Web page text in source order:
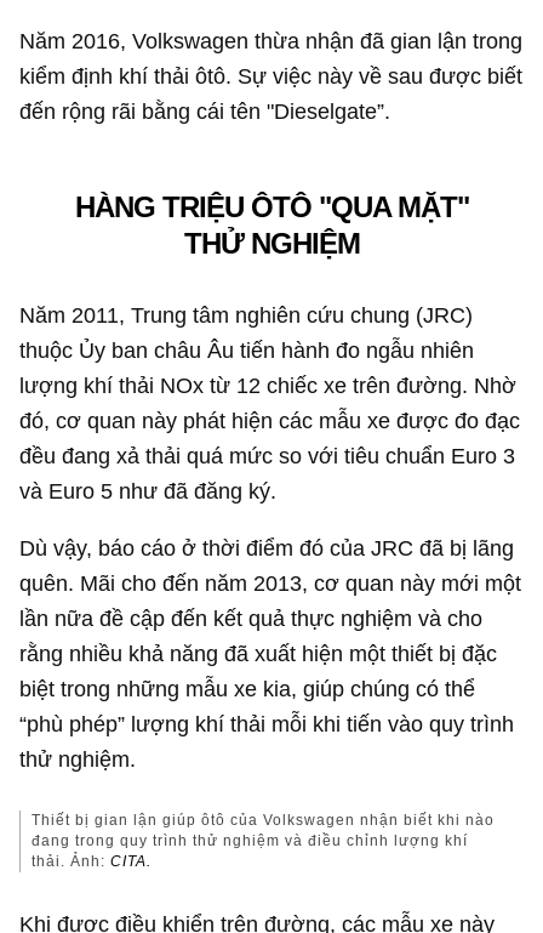
Năm 2016, Volkswagen thừa nhận đã gian lận trong
kiểm định khí thải ôtô. Sự việc này về sau được biết
đến rộng rãi bằng cái tên "Dieselgate”.
HÀNG TRIỆU ÔTÔ "QUA MẶT"
THỬ NGHIỆM
Năm 2011, Trung tâm nghiên cứu chung (JRC)
thuộc Ủy ban châu Âu tiến hành đo ngẫu nhiên
lượng khí thải NOx từ 12 chiếc xe trên đường. Nhờ
đó, cơ quan này phát hiện các mẫu xe được đo đạc
đều đang xả thải quá mức so với tiêu chuẩn Euro 3
và Euro 5 như đã đăng ký.
Dù vậy, báo cáo ở thời điểm đó của JRC đã bị lãng
quên. Mãi cho đến năm 2013, cơ quan này mới một
lần nữa đề cập đến kết quả thực nghiệm và cho
rằng nhiều khả năng đã xuất hiện một thiết bị đặc
biệt trong những mẫu xe kia, giúp chúng có thể
“phù phép” lượng khí thải mỗi khi tiến vào quy trình
thử nghiệm.
Thiết bị gian lận giúp ôtô của Volkswagen nhận biết khi nào
đang trong quy trình thử nghiệm và điều chỉnh lượng khí
thải. Ảnh:CITA.
Khi được điều khiển trên đường, các mẫu xe này